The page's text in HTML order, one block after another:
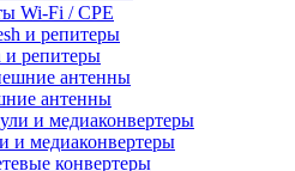
Wi-Fi / CPE
и репитеры
антенны
и медиаконвертеры